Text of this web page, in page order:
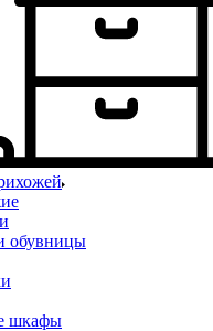
обувницы
шкафы